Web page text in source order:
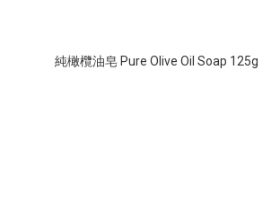
純橄欖油皂 Pure Olive Oil Soap 125g